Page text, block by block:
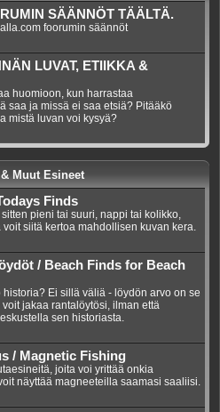
SÄÄNNÖT TÄÄLTÄ.
foorumin säännöt
LUVAT, ETIIKKA &
huomioon, kun harrastaa
saa ja missä ei saa etsiä? Pitääkö
mistä luvan voi kysyä?
Muut Esineet
Finds
pieni tai suuri, nappi tai kolikko,
siitä kertoa mahdollisen kuvan kera.
/ Beach Finds for Beach
Ei sillä väliä - löydön arvo on se
jakaa rantalöytösi, ilman että
sen historiasta.
/ Magnetic Fishing
joita voi yrittää onkia
näyttää magneeteilla saamasi saaliisi.